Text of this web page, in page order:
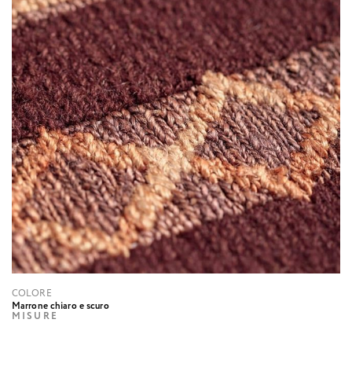
COLORE
Marrone chiaro e scuro
MISURE